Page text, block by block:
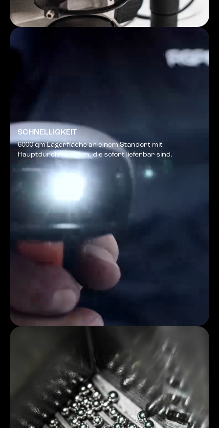
SCHNELLIGKEIT
6000 qm Lagerfläche an einem Standort mit
Hauptdurchmessern, die sofort lieferbar sind.